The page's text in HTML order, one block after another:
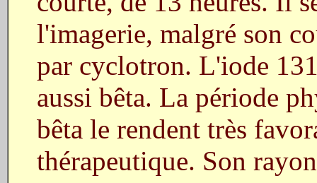
l'imagerie, malgré son
par cyclotron. L'iode
aussi bêta. La période
bêta le rendent très
thérapeutique. Son